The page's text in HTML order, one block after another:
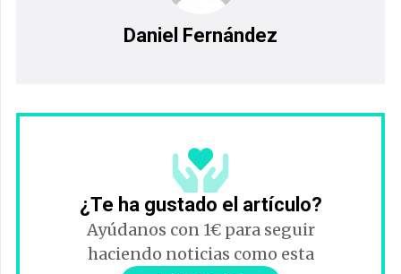
Daniel Fernández
¿Te ha gustado el artículo?
Ayúdanos con 1€ para seguir
haciendo noticias como esta